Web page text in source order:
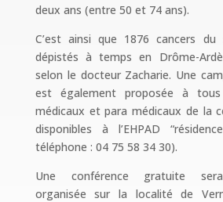
deux ans (entre 50 et 74 ans).
C’est ainsi que 1876 cancers
dépistés à temps en Drôme-
selon le docteur Zacharie. Une
est également proposée à
médicaux et para médicaux de la
disponibles à l’EHPAD
téléphone : 04 75 58 34 30).
Une conférence gratuite
organisée sur la localité de